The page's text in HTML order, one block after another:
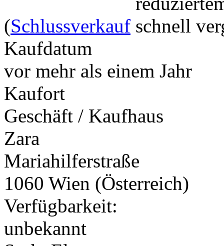
(Schlussverkauf
Kaufdatum
vor mehr als einem Jahr
Kaufort
Geschäft / Kaufhaus
Zara
Mariahilferstraße
1060 Wien (Österreich)
Verfügbarkeit:
unbekannt